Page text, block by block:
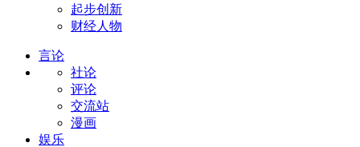
起步创新
财经人物
言论
社论
评论
交流站
漫画
娱乐